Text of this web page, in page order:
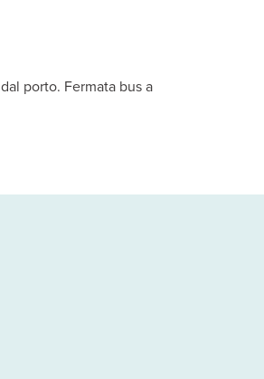
porto. Fermata bus a
connessione Wi-Fi, minifrigo,